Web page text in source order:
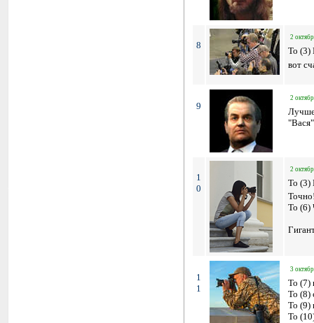
8
2
To (3)
вот
9
2
1
0
2
To (3)
To (6)
1
1
3
To (7)
To
To (9)
To